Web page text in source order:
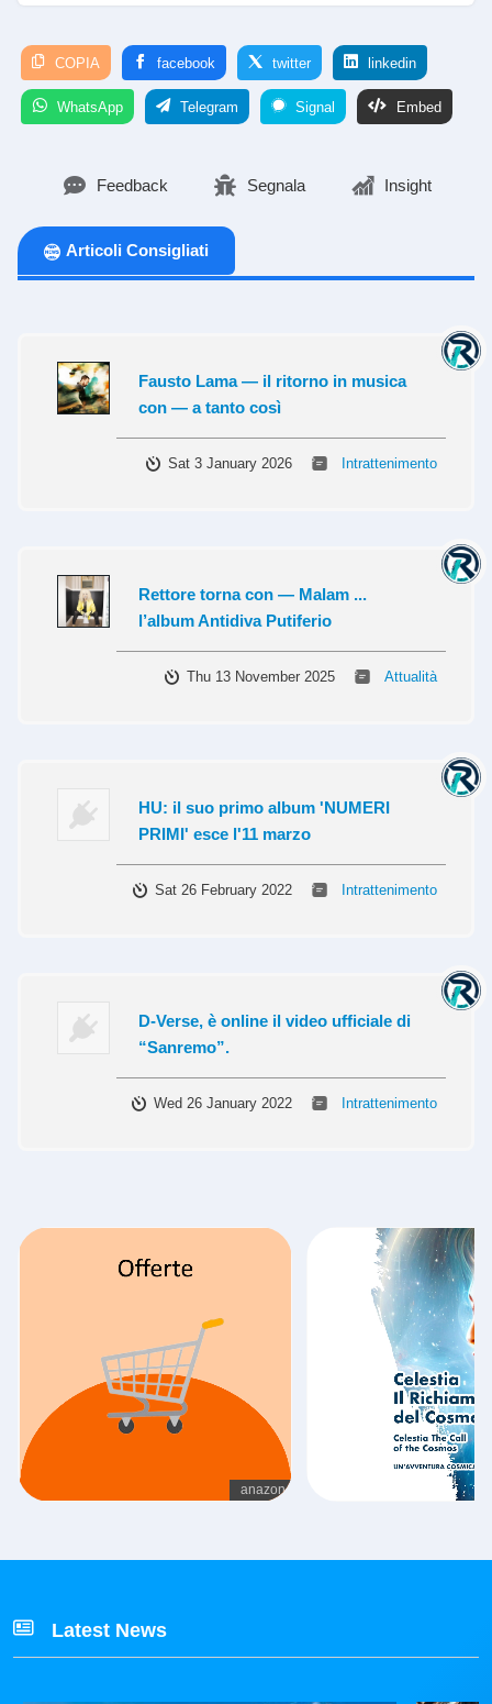
COPIA facebook twitter linkedin
WhatsApp Telegram Signal Embed
Feedback Segnala Insight
Articoli Consigliati
Fausto Lama — il ritorno in musica
con — a tanto così
Sat 3 January 2026 Intrattenimento
Rettore torna con — Malam ...
l’album Antidiva Putiferio
Thu 13 November 2025 Attualità
HU: il suo primo album 'NUMERI
PRIMI' esce l'11 marzo
Sat 26 February 2022 Intrattenimento
D-Verse, è online il video ufficiale di
“Sanremo”.
Wed 26 January 2022 Intrattenimento
Latest News